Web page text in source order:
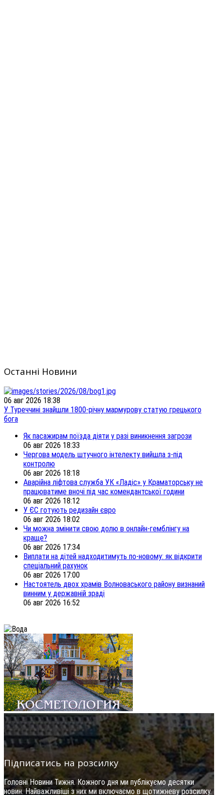
Останні Новини
06 авг 2026 18:38
У Туреччині знайшли 1800-річну мармурову статую грецького
бога
Як пасажирам поїзда діяти у разі виникнення загрози
06 авг 2026 18:33
Чергова модель штучного інтелекту вийшла з-під
контролю
06 авг 2026 18:18
Аварійна ліфтова служба УК «Ладіс» у Краматорську не
працюватиме вночі під час комендантської години
06 авг 2026 18:12
У ЄС готують редизайн євро
06 авг 2026 18:02
Чи можна змінити свою долю в онлайн-гемблінгу на
краще?
06 авг 2026 17:34
Виплати на дітей надходитимуть по-новому: як відкрити
спеціальний рахунок
06 авг 2026 17:00
Настоятель двох храмів Волноваського району визнаний
винним у державній зраді
06 авг 2026 16:52
Підписатись на розсилку
Головні Новини Тижня. Кожного дня ми публікуємо десятки
новин. Найважливіші з них ми включаємо в щотижневу розсилку.